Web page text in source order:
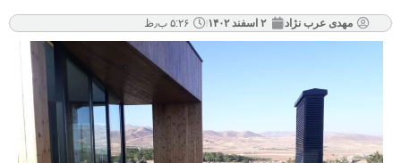
مهدی عرب نژاد ۲ اسفند ۱۴۰۲ ۵:۲۶ ب٫ظ